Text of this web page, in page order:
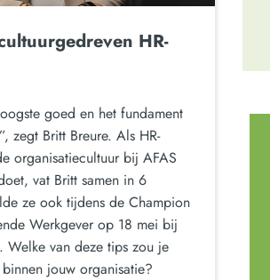
HR-
goed en het fundament
zegt Britt Breure. Als HR-
organisatiecultuur bij AFAS
vat Britt samen in 6
ze ook tijdens de Champion
Werkgever op 18 mei bij
Welke van deze tips zou je
jouw organisatie?